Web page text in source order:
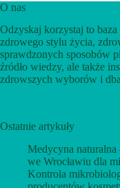
O nas
Odzyskaj korzystaj to
zdrowego stylu życia,
sprawdzonych sposobów
źródło wiedzy, ale także
zdrowszych wyborów i
Ostatnie artykuły
Medycyna naturalna
we Wrocławiu dla
Kontrola